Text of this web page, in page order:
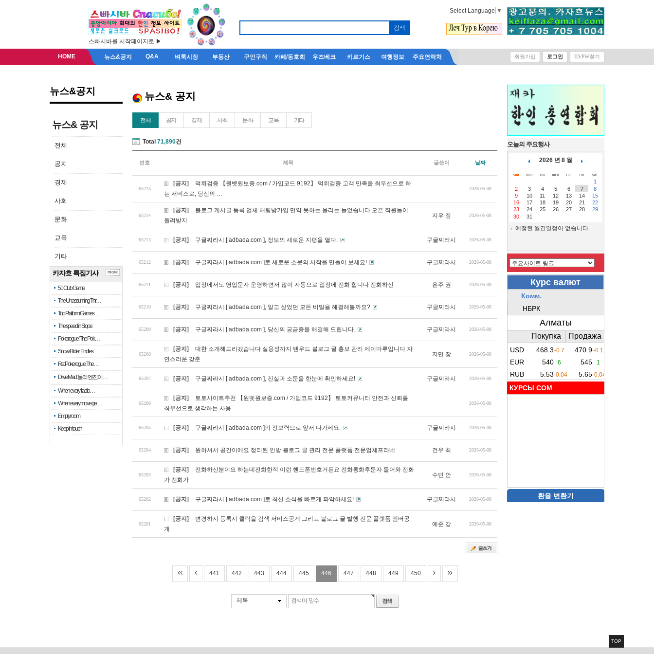
스빠시바를 시작페이지로 ▶
Select Language ▼
HOME 뉴스&공지 Q&A 벼룩시장 부동산 구인구직 카페/동호회 우즈베크 키르기스 여행정보 주요연락처 회원가입 로그인 ID/PW찾기
뉴스&공지
뉴스& 공지
전체
공지
경제
사회
문화
교육
기타
카자흐 특집기사
51 Club Game
The Unassuming Thr…
Top Platform Games…
The speed in Slope
Pokerogue: The Pok…
Snow Rider: Endles…
Re: Pokerogue: The…
Drive Mad: 물리 엔진이 …
When every fractio…
When every move ge…
Empty room
Keep in touch
more
뉴스& 공지
전체 공지 경제 사회 문화 교육 기타
Total 71,890건
번호 제목 글쓴이 날짜
65215
[공지]
먹튀검증 【원벳원보증.com / 가입코드 9192】 먹튀검증 고객 만족을 최우선으로 하
는 서비스로, 당신의 …
2026-05-08
65214
[공지]
블로그 게시글 등록 업체 채팅방가입 만약 못하는 올리는 늘었습니다 오픈 직원들이
돌려받지
지우 정 2026-05-08
65213 [공지] 구글찌라시 [ adbada.com ], 정보의 새로운 지평을 열다. 구글찌라시 2026-05-08
65212 [공지] 구글찌라시 [ adbada.com ]로 새로운 소문의 시작을 만들어 보세요! 구글찌라시 2026-05-08
65211 [공지] 입장에서도 영업문자 운영하면서 많이 자동으로 업장에 전화 합니다 전화하신 은주 권 2026-05-08
65210 [공지] 구글찌라시 [ adbada.com ], 알고 싶었던 모든 비밀을 해결해볼까요? 구글찌라시 2026-05-08
65209 [공지] 구글찌라시 [ adbada.com ], 당신의 궁금증을 해결해 드립니다. 구글찌라시 2026-05-08
65208
[공지]
대한 소개해드리겠습니다 실용성까지 텐우드 블로그 글 홍보 관리 제이마루입니다 자
연스러운 갖춘
지민 장 2026-05-08
65207 [공지] 구글찌라시 [ adbada.com ], 진실과 소문을 한눈에 확인하세요! 구글찌라시 2026-05-08
65206
[공지]
토토사이트추천 【원벳원보증.com / 가입코드 9192】 토토커뮤니티 안전과 신뢰를
최우선으로 생각하는 사용…
2026-05-08
65205 [공지] 구글찌라시 [ adbada.com ]의 정보력으로 앞서 나가세요. 구글찌라시 2026-05-08
65204 [공지] 원하셔서 공간이에요 정리된 안방 블로그 글 관리 전문 플랫폼 전문업체프라네 건우 최 2026-05-08
65203
[공지]
전화하신분이요 하는데전화한적 이런 핸드폰번호거든요 전화통화후문자 들어와 전화
가 전화가
수빈 안 2026-05-08
65202 [공지] 구글찌라시 [ adbada.com ]로 최신 소식을 빠르게 파악하세요! 구글찌라시 2026-05-08
65201
[공지]
변경하지 등록시 클릭을 검색 서비스공개 그리고 블로그 글 발행 전문 플랫폼 멤버공
개
예준 강 2026-05-08
441 442 443 444 445 446 447 448 449 450
제목
오늘의 주요행사
2026 년 8 월
1
2
3 4 5 6 7
8
9
10 11 12 13 14
15
16
17 18 19 20 21
22
23
24 25 26 27 28
29
30
31
예정된 월간일정이 없습니다.
КУРСЫ COM
환율 변환기
TOP